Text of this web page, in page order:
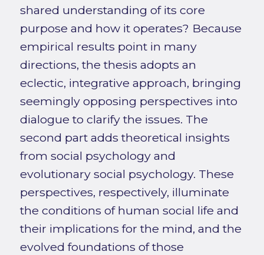
shared understanding of its core
purpose and how it operates? Because
empirical results point in many
directions, the thesis adopts an
eclectic, integrative approach, bringing
seemingly opposing perspectives into
dialogue to clarify the issues. The
second part adds theoretical insights
from social psychology and
evolutionary social psychology. These
perspectives, respectively, illuminate
the conditions of human social life and
their implications for the mind, and the
evolved foundations of those